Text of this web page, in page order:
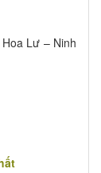
Lư – Ninh